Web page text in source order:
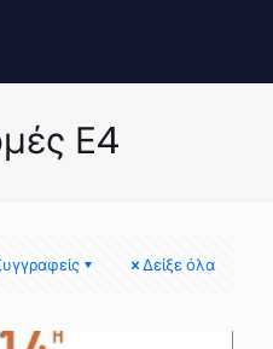
Ε4
Δείξε όλα